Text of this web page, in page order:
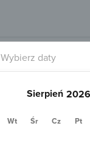
Wybierz daty
Sierpień
Wt Śr Cz Pt